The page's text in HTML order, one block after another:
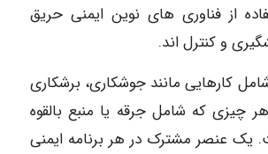
از فناوری های نوین ایمنی حریق
و کنترل اند.
کارهایی مانند جوشکاری، برشکاری
چیزی که شامل جرقه یا منبع بالقوه
یک عنصر مشترک در هر برنامه ایمنی